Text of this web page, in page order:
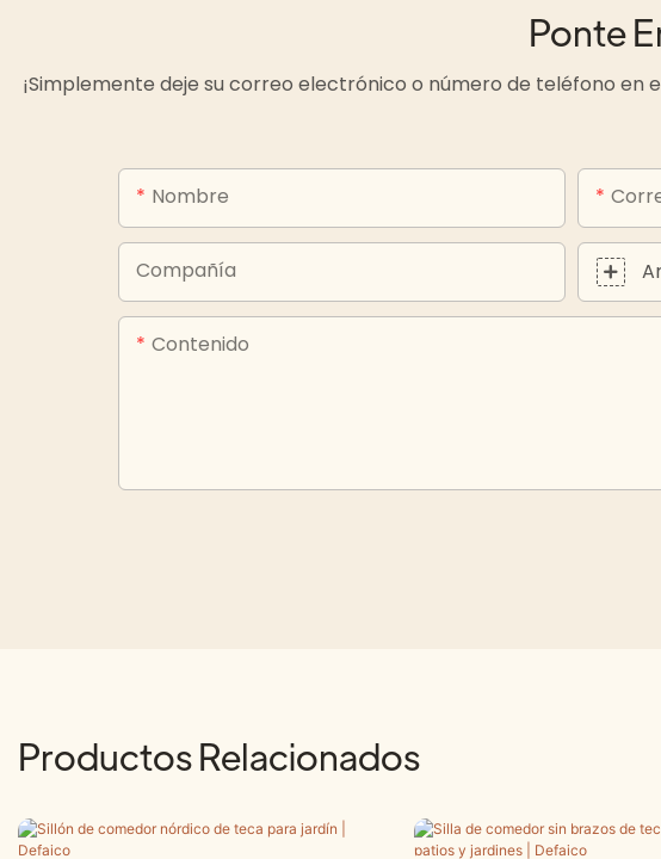
Ponte
¡Simplemente deje su correo electrónico o número de teléfono
Nombre
Compañía
Contenido
Productos Relacionados